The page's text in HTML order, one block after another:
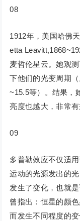
08
1912年，美国哈佛
etta
麦哲伦星云。她观
下他们的光变周期
~15.5等）。结果，
亮度也越大，非常有
09
多普勒效应不仅适
运动的光源发出的
发生了变化，也就
曾指出：恒星的颜
而发生不同程度的